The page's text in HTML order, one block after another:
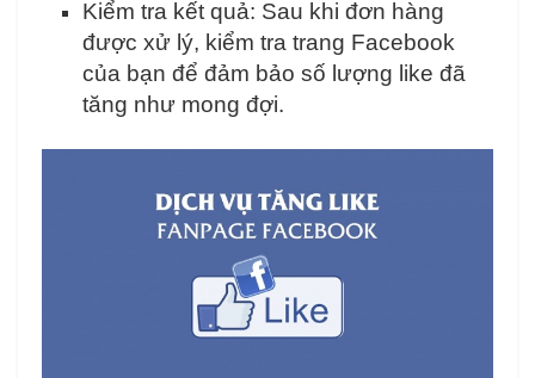
Kiểm tra kết quả: Sau khi đơn hàng
được xử lý, kiểm tra trang Facebook
của bạn để đảm bảo số lượng like đã
tăng như mong đợi.